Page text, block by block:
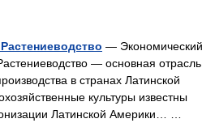
— Экономический
— основная отрасль
в странах Латинской
культуры известны
Латинской Америки… …